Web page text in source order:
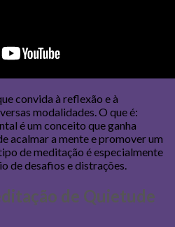
convida à reflexão e à
modalidades. O que é:
é um conceito que ganha
acalmar a mente e promover um
de meditação é especialmente
de desafios e distrações.
de Quietude